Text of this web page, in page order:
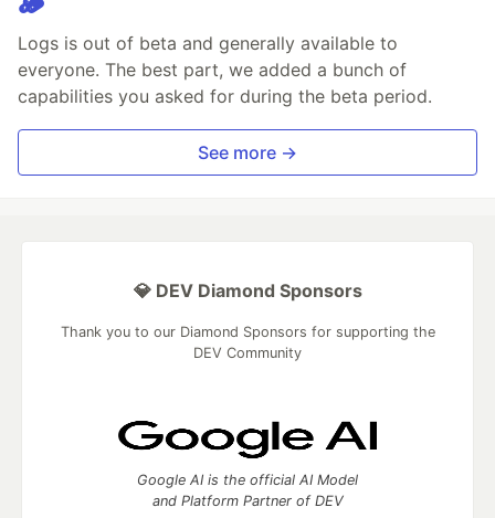
Logs is out of beta and generally available to
everyone. The best part, we added a bunch of
capabilities you asked for during the beta period.
See more →
💎 DEV Diamond Sponsors
Thank you to our Diamond Sponsors for supporting the
DEV Community
Google AI is the official AI Model
and Platform Partner of DEV